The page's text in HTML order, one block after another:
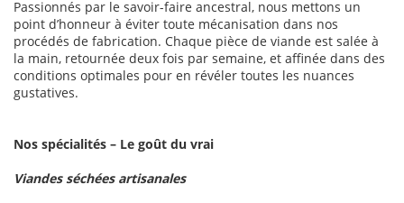
Passionnés par le savoir-faire ancestral, nous mettons un
point d’honneur à éviter toute mécanisation dans nos
procédés de fabrication. Chaque pièce de viande est salée à
la main, retournée deux fois par semaine, et affinée dans des
conditions optimales pour en révéler toutes les nuances
gustatives.
Nos spécialités – Le goût du vrai
Viandes séchées artisanales